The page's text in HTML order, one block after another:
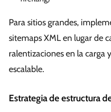
Para sitios grandes,
sitemaps XML en lugar de
ralentizaciones en la carga
escalable.
Estrategia de estructura